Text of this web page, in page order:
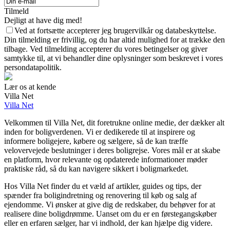
Tilmeld
Dejligt at have dig med!
Ved at fortsætte accepterer jeg brugervilkår og databeskyttelse.
Din tilmelding er frivillig, og du har altid mulighed for at trække den
tilbage. Ved tilmelding accepterer du vores betingelser og giver
samtykke til, at vi behandler dine oplysninger som beskrevet i vores
persondatapolitik.
Lær os at kende
Villa Net
Villa Net
Velkommen til Villa Net, dit foretrukne online medie, der dækker alt
inden for boligverdenen. Vi er dedikerede til at inspirere og
informere boligejere, købere og sælgere, så de kan træffe
velovervejede beslutninger i deres boligrejse. Vores mål er at skabe
en platform, hvor relevante og opdaterede informationer møder
praktiske råd, så du kan navigere sikkert i boligmarkedet.
Hos Villa Net finder du et væld af artikler, guides og tips, der
spænder fra boligindretning og renovering til køb og salg af
ejendomme. Vi ønsker at give dig de redskaber, du behøver for at
realisere dine boligdrømme. Uanset om du er en førstegangskøber
eller en erfaren sælger, har vi indhold, der kan hjælpe dig videre.